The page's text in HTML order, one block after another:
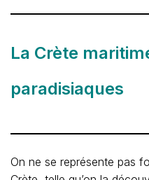
La Crète
paradisiaques
On ne se représente pas